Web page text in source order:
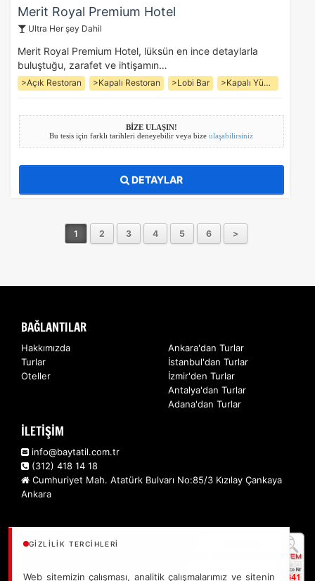
GIZLILIK TERCIHLERI
Web sitemizin çalışması, analitik çalışmalarımız ve sitenin
Merit Royal Premium Hotel
Ultra Her şey Dahil
Merit Royal Premium Hotel, lüksün en ince detaylarla
buluştuğu, zarafet ve ihtişamın…
>Açık Restoran >Kapalı Restoran >Lobi Bar >Kapalı Yüzme Havuzu
BİZE ULAŞIN!
Bu tesis için farklı tarihleri deneyebilir veya bizeulaşabilirsiniz
DETAYLAR
1 2 3 4 5 6 >
BAĞLANTILAR
Hakkımızda
Turlar
Oteller
Ankara'dan Turlar
İstanbul'dan Turlar
İzmir'den Turlar
Antalya'dan Turlar
Adana'dan Turlar
İLETİŞİM
info@baytatil.com.tr
(312) 418 14 18
Cumhuriyet Mah. Atatürk Bulvarı No:85/3 Kızılay Çankaya
Ankara